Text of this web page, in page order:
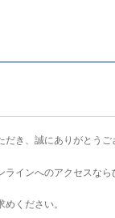
き、誠にありがとうご
インへのアクセスなら
ください。